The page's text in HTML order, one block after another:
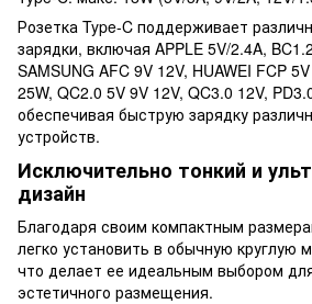
Розетка Type-C поддерживает
зарядки, включая APPLE 5V/2.4A,
SAMSUNG AFC 9V 12V, HUAWEI FCP
25W, QC2.0 5V 9V 12V, QC3.0 12V,
обеспечивая быструю зарядку
устройств.
Исключительно тонкий и
дизайн
Благодаря своим компактным
легко установить в обычную круглую
что делает ее идеальным выбором
эстетичного размещения.